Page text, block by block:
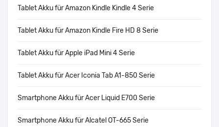
Tablet Akku für Amazon Kindle Kindle 4 Serie
Tablet Akku für Amazon Kindle Fire HD 8 Serie
Tablet Akku für Apple iPad Mini 4 Serie
Tablet Akku für Acer Iconia Tab A1-850 Serie
Smartphone Akku für Acer Liquid E700 Serie
Smartphone Akku für Alcatel OT-665 Serie